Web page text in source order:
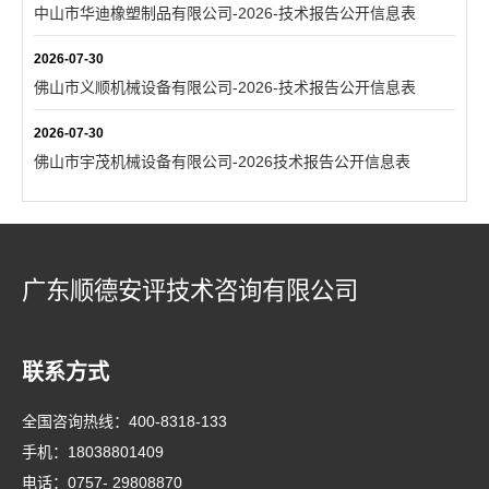
中山市华迪橡塑制品有限公司-2026-技术报告公开信息表
2026-07-30
佛山市义顺机械设备有限公司-2026-技术报告公开信息表
2026-07-30
佛山市宇茂机械设备有限公司-2026技术报告公开信息表
广东顺德安评技术咨询有限公司
联系方式
全国咨询热线： 400-8318-133
手机： 18038801409
电话： 0757- 29808870